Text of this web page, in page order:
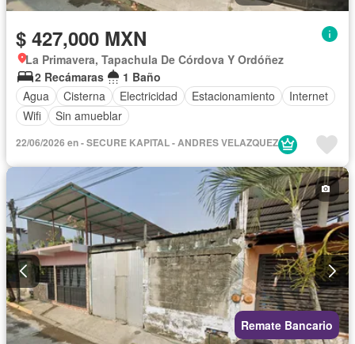
$ 427,000 MXN
La Primavera, Tapachula De Córdova Y Ordóñez
2 Recámaras
1 Baño
Agua
Cisterna Electricidad Estacionamiento
Internet
Wifi
Sin amueblar
22/06/2026 en - SECURE KAPITAL - ANDRES VELAZQUEZ
Remate Bancario